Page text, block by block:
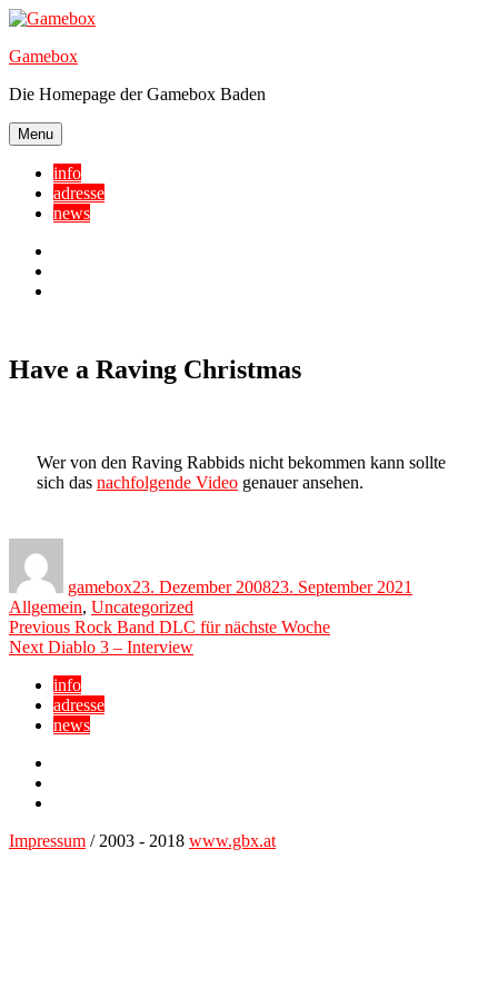
Skip
content
Gamebox
Die Homepage der Gamebox Baden
Menu
info
adresse
news
Have a Raving Christmas
Wer von den Raving Rabbids nicht bekommen kann sollte
sich das nachfolgende Video genauer ansehen.
gamebox23. Dezember 200823. September 2021
Allgemein, Uncategorized
Beitragsnavigation
Previous Previous
post:
Rock Band DLC für nächste Woche
Next Next
Diablo 3 – Interview
info
adresse
news
Impressum / 2003 - 2018 www.gbx.at